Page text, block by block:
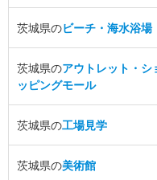
茨城県のビーチ・海水浴場
茨城県のアウトレット・シ
ッピングモール
茨城県の工場見学
茨城県の美術館